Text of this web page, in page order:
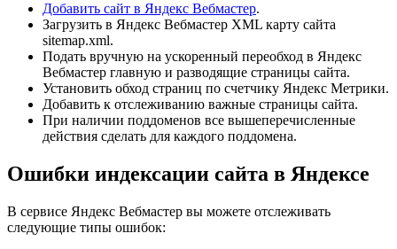
Добавить сайт в Яндекс Вебмастер.
Загрузить в Яндекс Вебмастер XML карту сайта
sitemap.xml.
Подать вручную на ускоренный переобход в Яндекс
Вебмастер главную и разводящие страницы сайта.
Установить обход страниц по счетчику Яндекс Метрики.
Добавить к отслеживанию важные страницы сайта.
При наличии поддоменов все вышеперечисленные
действия сделать для каждого поддомена.
Ошибки индексации сайта в Яндексе
В сервисе Яндекс Вебмастер вы можете отслеживать
следующие типы ошибок: